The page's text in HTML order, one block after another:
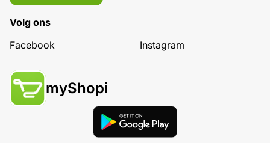
Volg ons
Facebook
Instagram
myShopi